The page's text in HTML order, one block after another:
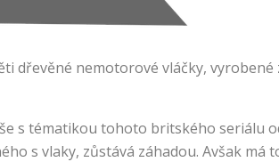
dřevěné nemotorové vláčky,
s tématikou tohoto britského seriálu
s vlaky, zůstává záhadou. Avšak